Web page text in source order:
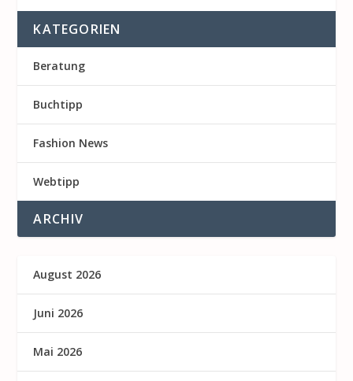
KATEGORIEN
Beratung
Buchtipp
Fashion News
Webtipp
ARCHIV
August 2026
Juni 2026
Mai 2026